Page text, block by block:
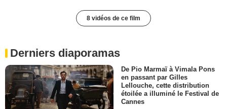
8 vidéos de ce film
Derniers diaporamas
De Pio Marmaï à Vimala Pons
en passant par Gilles
Lellouche, cette distribution
étoilée a illuminé le Festival de
Cannes